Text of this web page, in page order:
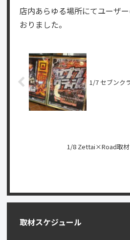
店内あらゆる場所にてユーザ
おりました。
1/7 セブンク
1/8 Zettai×Road取材
取材スケジュール